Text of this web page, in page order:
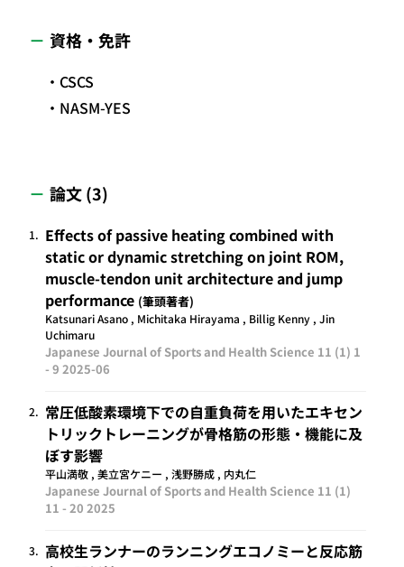
資格・免許
CSCS
NASM-YES
論文 (3)
1. Effects of passive heating combined with
static or dynamic stretching on joint ROM,
muscle-tendon unit architecture and jump
performance 筆頭著者
Katsunari Asano , Michitaka Hirayama , Billig Kenny , Jin
Uchimaru
Japanese Journal of Sports and Health Science 11 (1) 1
- 9 2025-06
2. 常圧低酸素環境下での自重負荷を用いたエキセン
トリックトレーニングが骨格筋の形態・機能に及
ぼす影響
平山満敬 , 美立宮ケニー , 浅野勝成 , 内丸仁
Japanese Journal of Sports and Health Science 11 (1)
11 - 20 2025
3. 高校生ランナーのランニングエコノミーと反応筋